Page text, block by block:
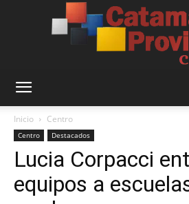
Inicio Centro
Centro Destacados
Lucia Corpacci
equipos a